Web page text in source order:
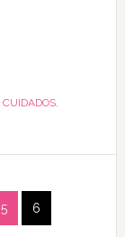
CUIDADOS,
5 6